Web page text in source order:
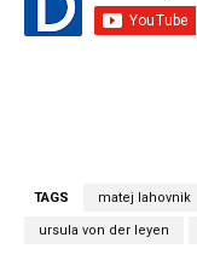
TAGS matej lahovnik
ursula von der leyen